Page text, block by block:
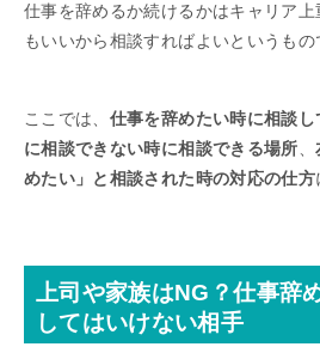
仕事を辞めるか続けるかはキャリア
もいいから相談すればよいというもの
ここでは、 仕事を辞めたい時に相談
に相談できない時に相談できる場所、
めたい」と相談された時の対応の仕方
上司や家族はNG？仕事辞
してはいけない相手